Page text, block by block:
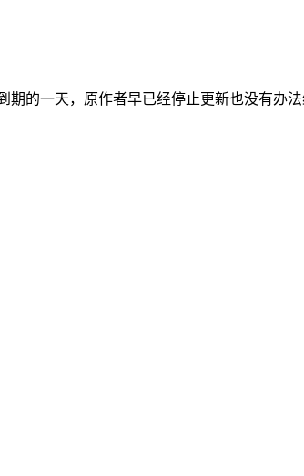
的一天，原作者早已经停止更新也没有办法